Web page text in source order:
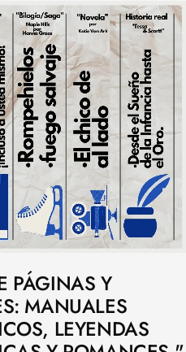
PÁGINAS Y
MANUALES
LEYENDAS